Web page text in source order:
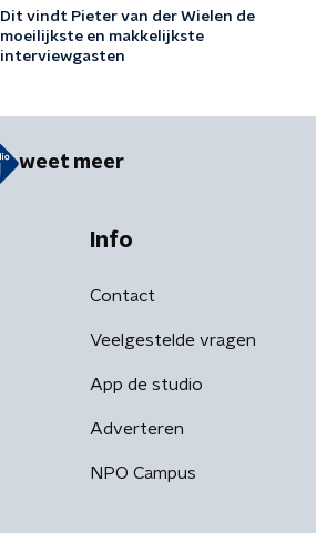
Dit vindt Pieter van der Wielen de
moeilijkste en makkelijkste
interviewgasten
weet meer
Info
Contact
Veelgestelde vragen
App de studio
Adverteren
NPO Campus